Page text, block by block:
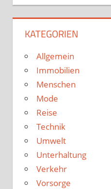
KATEGORIEN
Allgemein
Immobilien
Menschen
Mode
Reise
Technik
Umwelt
Unterhaltung
Verkehr
Vorsorge